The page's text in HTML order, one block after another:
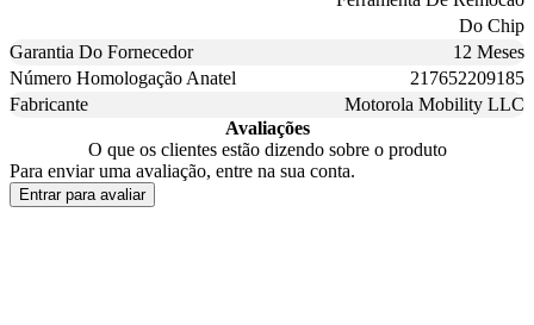
Do Chip
Garantia Do Fornecedor
12 Meses
Número Homologação Anatel
217652209185
Fabricante
Motorola Mobility LLC
Avaliações
O que os clientes estão dizendo sobre o produto
Para enviar uma avaliação, entre na sua conta.
Entrar para avaliar